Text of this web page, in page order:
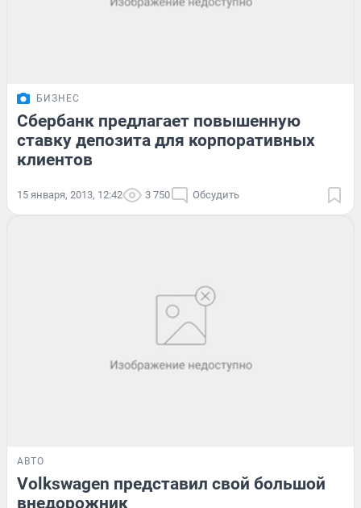
БИЗНЕС
Сбербанк предлагает повышенную
ставку депозита для корпоративных
клиентов
15 января, 2013, 12:42 3 750 Обсудить
АВТО
Volkswagen представил свой большой
внедорожник